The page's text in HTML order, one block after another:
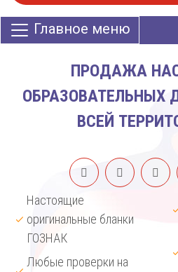
Главное меню
ПРОДАЖА
ОБРАЗОВАТЕЛЬНЫХ
ВСЕЙ
Настоящие
оригинальные бланки
ГОЗНАК
Любые проверки на